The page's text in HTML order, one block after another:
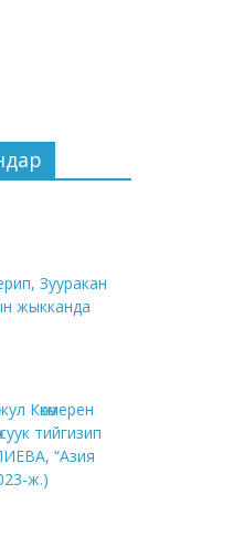
Зууракан
жыкканда
Көкөмерен
суук тийгизип
“Азия
ж.)